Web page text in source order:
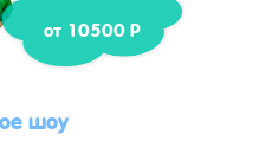
от 10500 Р
шоу